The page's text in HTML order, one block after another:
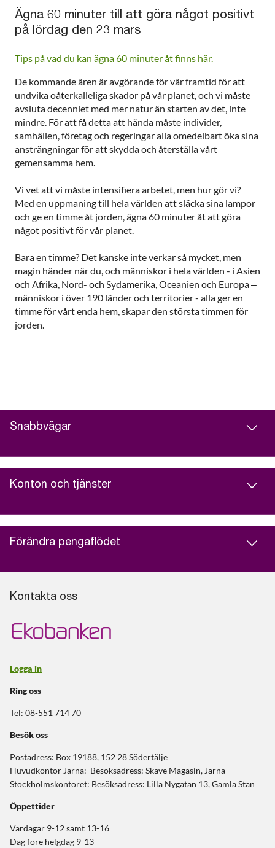
Ägna 60 minuter till att göra något positivt
på lördag den 23 mars
Tips på vad du kan ägna 60 minuter åt finns här.
De kommande åren är avgörande för vår framtid för att
undvika oåterkalleliga skador på vår planet, och vi måste
avsluta decenniet med mer natur än starten av det, inte
mindre. För att få detta att hända måste individer,
samhällen, företag och regeringar alla omedelbart öka sina
ansträngningar för att skydda och återställa vårt
gemensamma hem.
Vi vet att vi måste intensifiera arbetet, men hur gör vi?
Med en uppmaning till hela världen att släcka sina lampor
och ge en timme åt jorden, ägna 60 minuter åt att göra
något positivt för vår planet.
Bara en timme? Det kanske inte verkar så mycket, men
magin händer när du, och människor i hela världen - i Asien
och Afrika, Nord- och Sydamerika, Oceanien och Europa –
människor i över 190 länder och territorier - alla ger en
timme för vårt enda hem, skapar den största timmen för
jorden.
Snabbvägar
Konton och tjänster
Förändra pengaflödet
Kontakta oss
Logga in
Ring oss
Tel: 08-551 714 70
Besök oss
Postadress: Box 19188, 152 28 Södertälje
Huvudkontor Järna: Besöksadress: Skäve Magasin, Järna
Stockholmskontoret: Besöksadress: Lilla Nygatan 13, Gamla Stan
Öppettider
Vardagar 9-12 samt 13-16
Dag före helgdag 9-13